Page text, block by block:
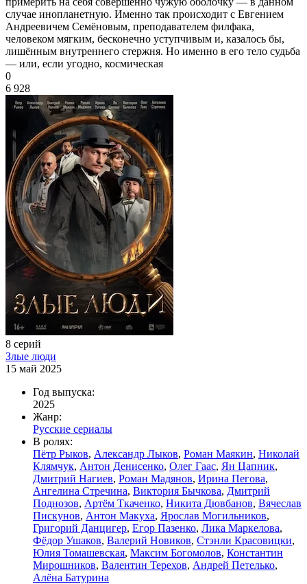
случае инопланетную. Именно так происходит с Евгением
Андреевичем Семёновым, преподавателем филфака,
человеком мягким, бесконечно уступчивым и, казалось бы,
лишённым внутреннего стержня. Но именно в его тело судьба
— или, если угодно, космическая
0
6 928
8 серий
Злые люди
15 май 2025
Год выпуска:
2025
Жанр:
Русские сериалы
В ролях:
Пётр Рыков, Александр Лыков, Роман Маякин, Николай
Клямчук, Антон Денисенко, Олег Гаас, Ян Цапник,
Дмитрий Нагиев, Роман Мадянов, Ирина Пегова,
Ангелина Стречина, Виктория Бычкова, Дмитрий
Поднозов, Артём Ткаченко, Никита Дювбанов, Вячеслав
Пискунов, Антон Макуха, Ярослав Могильников,
Григорий Данцигер, Егор Пазенко, Лика Маркелова,
Фёдор Ушаков, Валерий Новиков, Стэнли Красовицки,
Юлия Томашевская, Максим Богомолов, Константин
Мирошников, Валентин Терехов, Андрей Петелько,
Алёна Батурина